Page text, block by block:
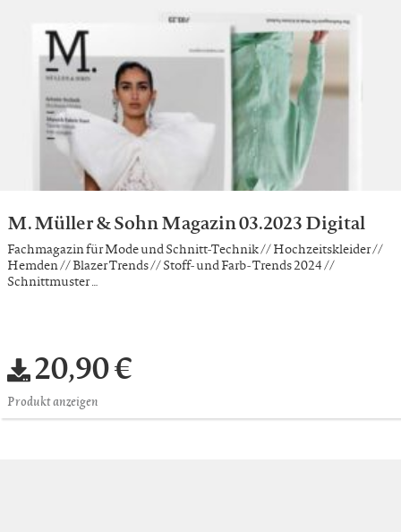
M. Müller & Sohn Magazin 03.2023 Digital
Fachmagazin für Mode und Schnitt-Technik // Hochzeitskleider //
Hemden // Blazer Trends // Stoff- und Farb- Trends 2024 //
Schnittmuster …
20,90 €
Produkt anzeigen